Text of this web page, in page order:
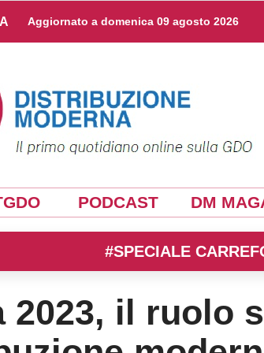
Aggiornato a domenica 09 agosto 2026
PODCAST DM
#SPECIALE
2023, il ruolo